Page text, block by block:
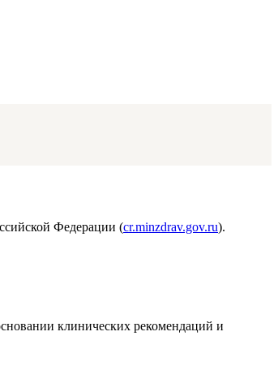
Федерации (cr.minzdrav.gov.ru).
клинических рекомендаций и